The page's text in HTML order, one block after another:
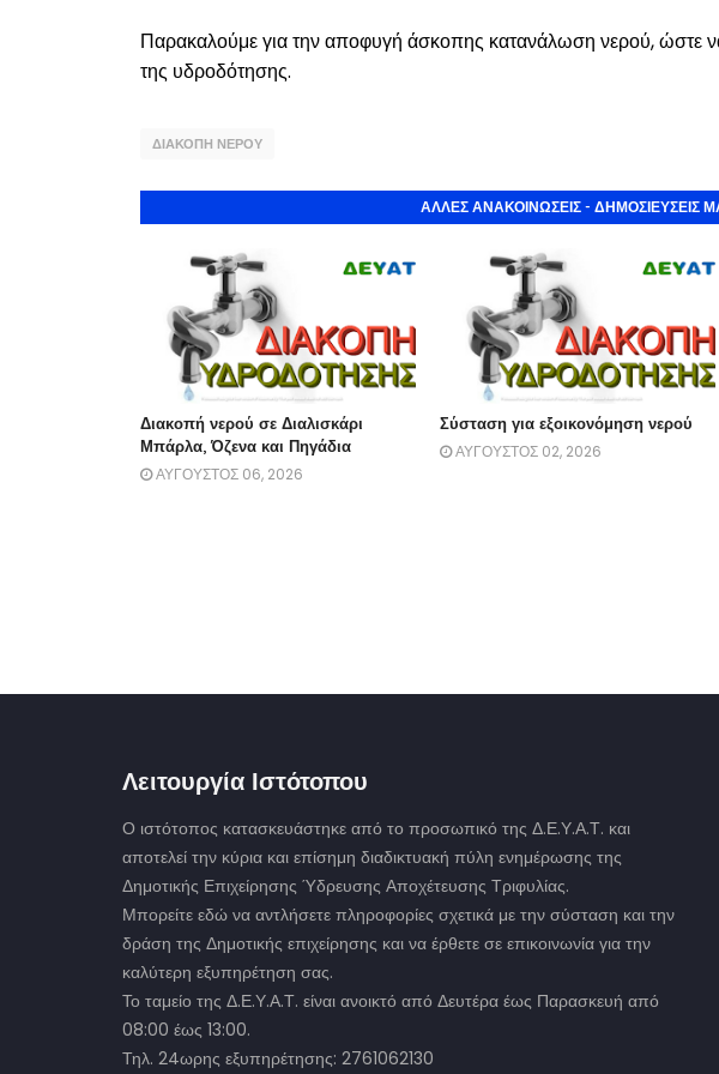
Παρακαλούμε για την αποφυγή άσκοπης κατανάλωση νερού, ώστε
της υδροδότησης.
ΔΙΑΚΟΠΗ ΝΕΡΟΥ
ΑΛΛΕΣ ΑΝΑΚΟΙΝΩΣΕΙΣ - ΔΗΜΟΣΙΕΥΣΕΙΣ
Διακοπή νερού σε Διαλισκάρι
Μπάρλα, Όζενα και Πηγάδια
ΑΥΓΟΥΣΤΟΣ 06, 2026
Σύσταση για εξοικονόμηση νερού
ΑΥΓΟΥΣΤΟΣ 02, 2026
Λειτουργία Ιστότοπου
Ο ιστότοπος κατασκευάστηκε από το προσωπικό της Δ.Ε.Υ.Α.Τ. και
αποτελεί την κύρια και επίσημη διαδικτυακή πύλη ενημέρωσης της
Δημοτικής Επιχείρησης Ύδρευσης Αποχέτευσης Τριφυλίας.
Μπορείτε εδώ να αντλήσετε πληροφορίες σχετικά με την σύσταση και την
δράση της Δημοτικής επιχείρησης και να έρθετε σε επικοινωνία για την
καλύτερη εξυπηρέτηση σας.
Το ταμείο της Δ.Ε.Υ.Α.Τ. είναι ανοικτό από Δευτέρα έως Παρασκευή από
08:00 έως 13:00.
Τηλ. 24ωρης εξυπηρέτησης: 2761062130